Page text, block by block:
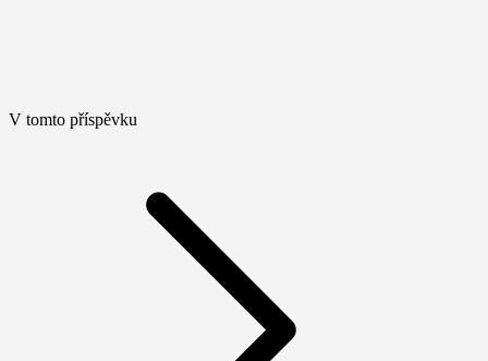
V tomto příspěvku